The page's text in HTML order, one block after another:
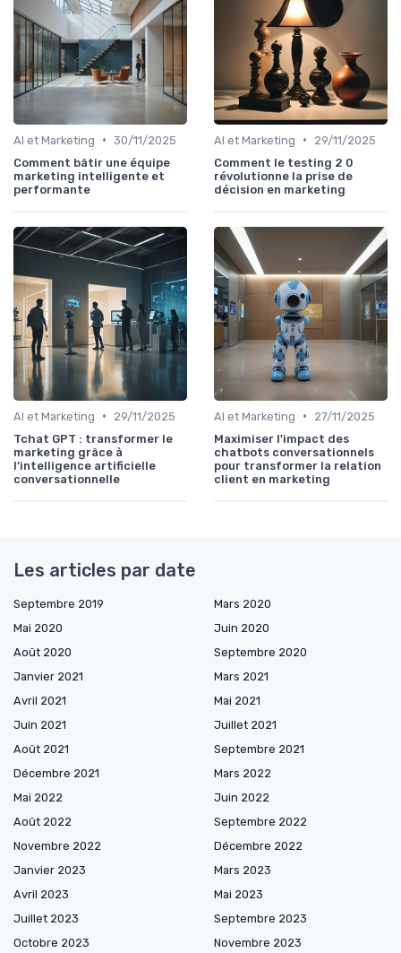
AI et Marketing • 30/11/2025
Comment bâtir une équipe
marketing intelligente et
performante
AI et Marketing •
29/11/2025
Comment le testing 2 0
révolutionne la prise de
décision en marketing
AI et Marketing •
29/11/2025
Tchat GPT : transformer le
marketing grâce à
l’intelligence artificielle
conversationnelle
AI et Marketing •
27/11/2025
Maximiser l'impact des
chatbots conversationnels
pour transformer la relation
client en marketing
Les articles par date
Septembre 2019
Mars 2020
Mai 2020
Juin 2020
Août 2020
Septembre 2020
Janvier 2021
Mars 2021
Avril 2021
Mai 2021
Juin 2021
Juillet 2021
Août 2021
Septembre 2021
Décembre 2021
Mars 2022
Mai 2022
Juin 2022
Août 2022
Septembre 2022
Novembre 2022
Décembre 2022
Janvier 2023
Mars 2023
Avril 2023
Mai 2023
Juillet 2023
Septembre 2023
Octobre 2023
Novembre 2023